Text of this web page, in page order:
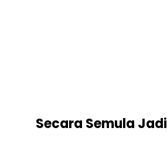
Secara Semula Jadi